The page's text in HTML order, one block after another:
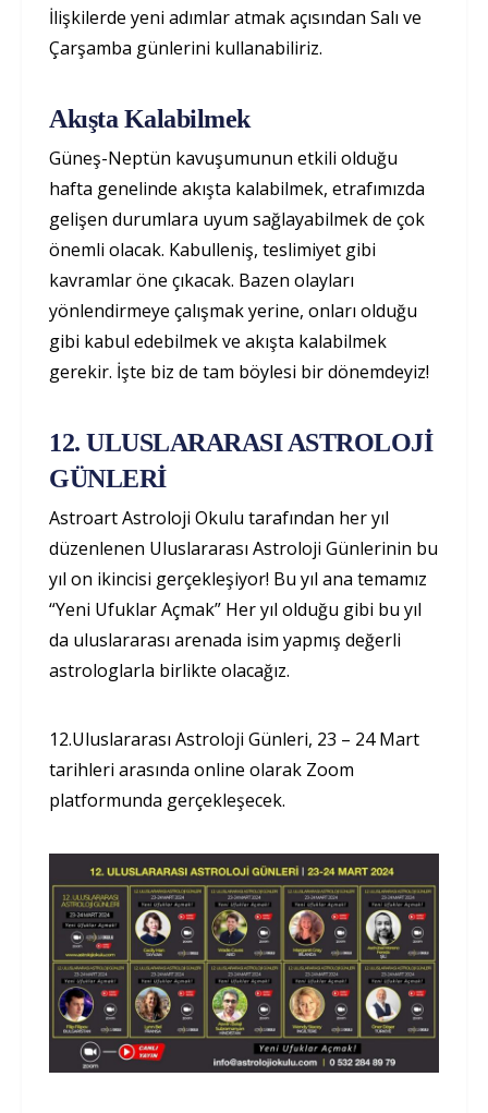
İlişkilerde yeni adımlar atmak açısından Salı ve
Çarşamba günlerini kullanabiliriz.
Akışta Kalabilmek
Güneş-Neptün kavuşumunun etkili olduğu
hafta genelinde akışta kalabilmek, etrafımızda
gelişen durumlara uyum sağlayabilmek de çok
önemli olacak. Kabulleniş, teslimiyet gibi
kavramlar öne çıkacak. Bazen olayları
yönlendirmeye çalışmak yerine, onları olduğu
gibi kabul edebilmek ve akışta kalabilmek
gerekir. İşte biz de tam böylesi bir dönemdeyiz!
12. ULUSLARARASI ASTROLOJİ
GÜNLERİ
Astroart Astroloji Okulu tarafından her yıl
düzenlenen Uluslararası Astroloji Günlerinin bu
yıl on ikincisi gerçekleşiyor! Bu yıl ana temamız
“Yeni Ufuklar Açmak” Her yıl olduğu gibi bu yıl
da uluslararası arenada isim yapmış değerli
astrologlarla birlikte olacağız.
12.Uluslararası Astroloji Günleri, 23 – 24 Mart
tarihleri arasında online olarak Zoom
platformunda gerçekleşecek.